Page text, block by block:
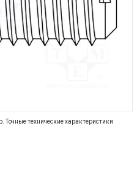
технические характеристики